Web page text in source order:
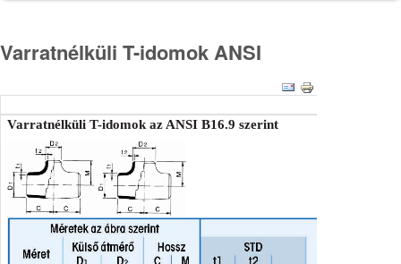
Varratnélküli T-idomok ANSI
Varratnélküli T-idomok az ANSI B16.9 szerint